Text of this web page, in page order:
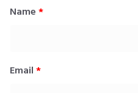
Name *
Email *